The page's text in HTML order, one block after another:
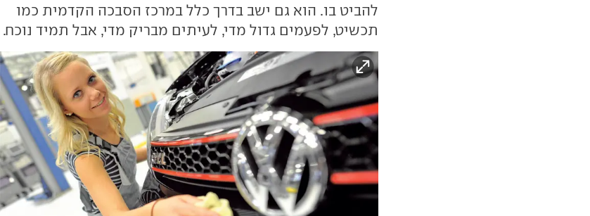
להביט בו. הוא גם ישב בדרך כלל במרכז הסבכה הקדמית כמו
תכשיט, לפעמים גדול מדי, לעיתים מבריק מדי, אבל תמיד נוכח.